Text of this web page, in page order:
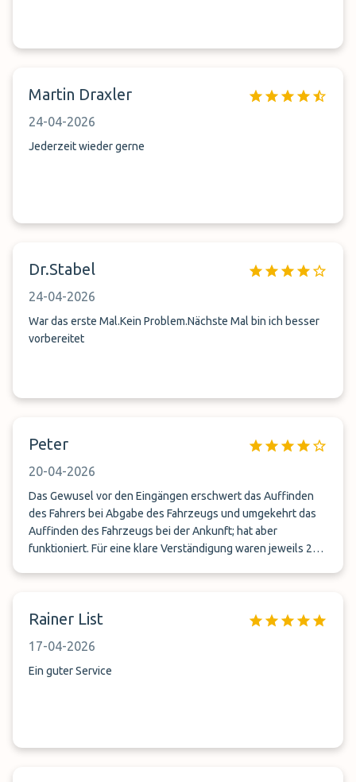
Martin Draxler
24-04-2026
Jederzeit wieder gerne
Dr.Stabel
24-04-2026
War das erste Mal.Kein Problem.Nächste Mal bin ich besser
vorbereitet
Peter
20-04-2026
Das Gewusel vor den Eingängen erschwert das Auffinden
des Fahrers bei Abgabe des Fahrzeugs und umgekehrt das
Auffinden des Fahrzeugs bei der Ankunft; hat aber
funktioniert. Für eine klare Verständigung waren jeweils 2
Rainer List
17-04-2026
Ein guter Service